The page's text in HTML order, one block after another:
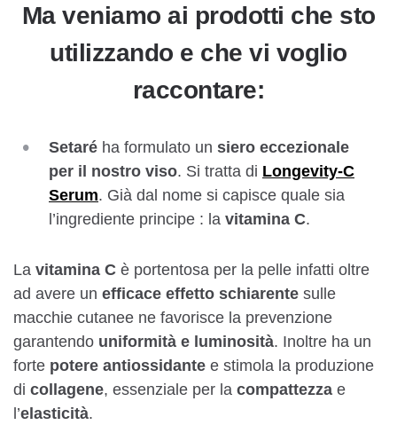
Ma veniamo ai prodotti che sto
utilizzando e che vi voglio
raccontare:
Setaré ha formulato un siero eccezionale
per il nostro viso. Si tratta di Longevity-C
Serum. Già dal nome si capisce quale sia
l’ingrediente principe : la vitamina C.
La vitamina C è portentosa per la pelle infatti oltre
ad avere un efficace effetto schiarente sulle
macchie cutanee ne favorisce la prevenzione
garantendo uniformità e luminosità. Inoltre ha un
forte potere antiossidante e stimola la produzione
di collagene, essenziale per la compattezza e
l’elasticità.